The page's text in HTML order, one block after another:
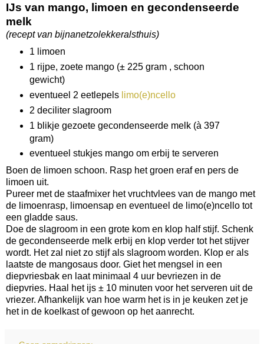
IJs van mango, limoen en gecondenseerde
melk
(recept van bijnanetzolekkeralsthuis)
1 limoen
1 rijpe, zoete mango (± 225 gram , schoon
gewicht)
eventueel 2 eetlepels limo(e)ncello
2 deciliter slagroom
1 blikje gezoete gecondenseerde melk (à 397
gram)
eventueel stukjes mango om erbij te serveren
Boen de limoen schoon. Rasp het groen eraf en pers de
limoen uit.
Pureer met de staafmixer het vruchtvlees van de mango met
de limoenrasp, limoensap en eventueel de limo(e)ncello tot
een gladde saus.
Doe de slagroom in een grote kom en klop half stijf. Schenk
de gecondenseerde melk erbij en klop verder tot het stijver
wordt. Het zal niet zo stijf als slagroom worden. Klop er als
laatste de mangosaus door. Giet het mengsel in een
diepvriesbak en laat minimaal 4 uur bevriezen in de
diepvries. Haal het ijs ± 10 minuten voor het serveren uit de
vriezer. Afhankelijk van hoe warm het is in je keuken zet je
het in de koelkast of gewoon op het aanrecht.